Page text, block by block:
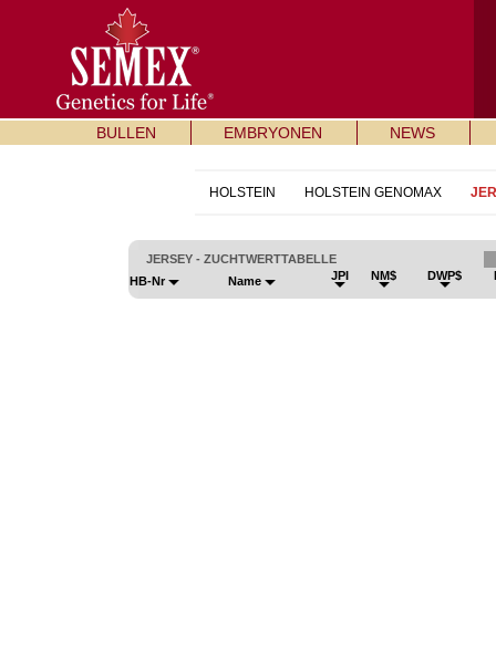
BULLEN EMBRYONEN NEWS
HOLSTEIN HOLSTEIN GENOMAX
JERSEY - ZUCHTWERTTABELLE
HB-Nr
Name JPI NM$ DWP$